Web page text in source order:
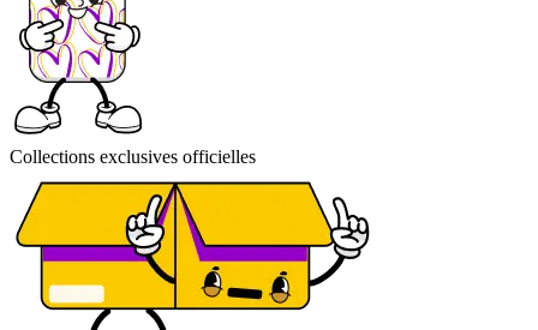
Collections exclusives officielles